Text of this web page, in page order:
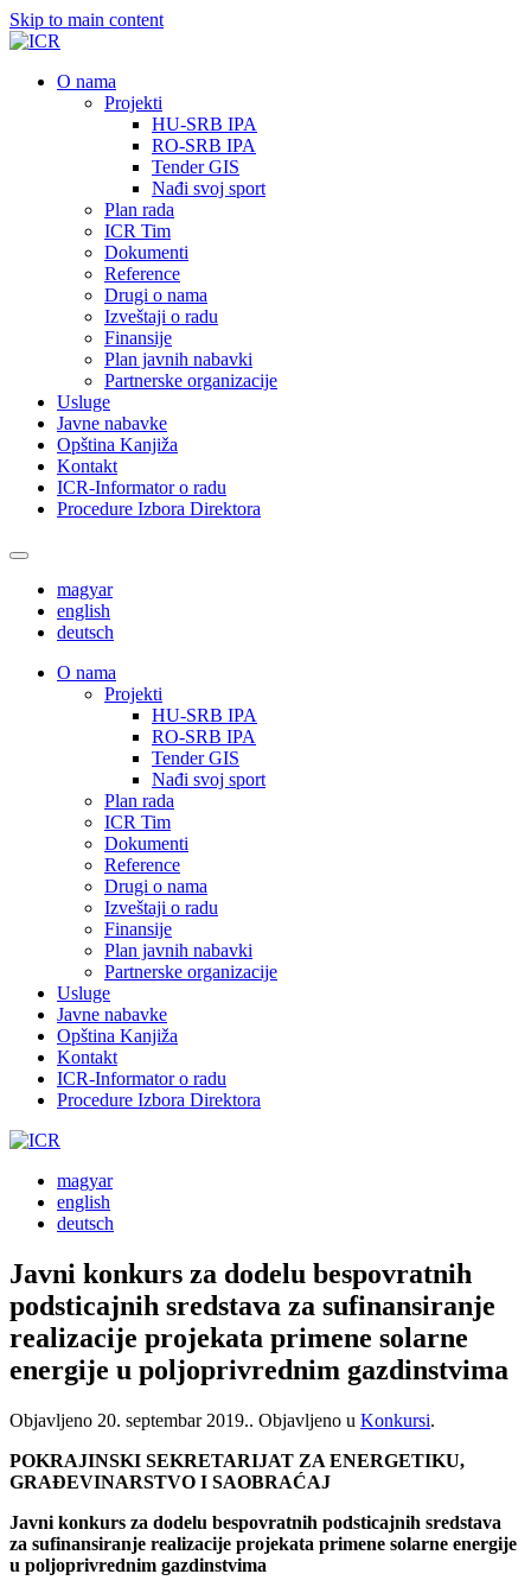
Skip to main content
О nama
Projekti
HU-SRB IPA
RO-SRB IPA
Tender GIS
Nađi svoj sport
Plan rada
ICR Tim
Dokumenti
Reference
Drugi o nama
Izveštaji o radu
Finansije
Plan javnih nabavki
Partnerske organizacije
Usluge
Javne nabavke
Opština Kanjiža
Kontakt
ICR-Informator o radu
Procedure Izbora Direktora
magyar
english
deutsch
О nama
Projekti
HU-SRB IPA
RO-SRB IPA
Tender GIS
Nađi svoj sport
Plan rada
ICR Tim
Dokumenti
Reference
Drugi o nama
Izveštaji o radu
Finansije
Plan javnih nabavki
Partnerske organizacije
Usluge
Javne nabavke
Opština Kanjiža
Kontakt
ICR-Informator o radu
Procedure Izbora Direktora
magyar
english
deutsch
Javni konkurs za dodelu bespovratnih
podsticajnih sredstava za sufinansiranje
realizacije projekata primene solarne
energije u poljoprivrednim gazdinstvima
Objavljeno 20. septembar 2019.. Objavljeno u Konkursi.
POKRAJINSKI SEKRETARIJAT ZA ENERGETIKU,
GRAĐEVINARSTVO I SAOBRAĆAJ
Javni konkurs za dodelu bespovratnih podsticajnih sredstava
za sufinansiranje realizacije projekata primene solarne energije
u poljoprivrednim gazdinstvima